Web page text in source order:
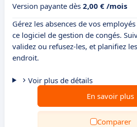
Version payante dès 2,00 € /mois
Gérez les absences de vos
ce logiciel de gestion de congés.
validez ou refusez-les, et planifiez
endroit.
Voir plus de détails
En savoir plus
Comparer